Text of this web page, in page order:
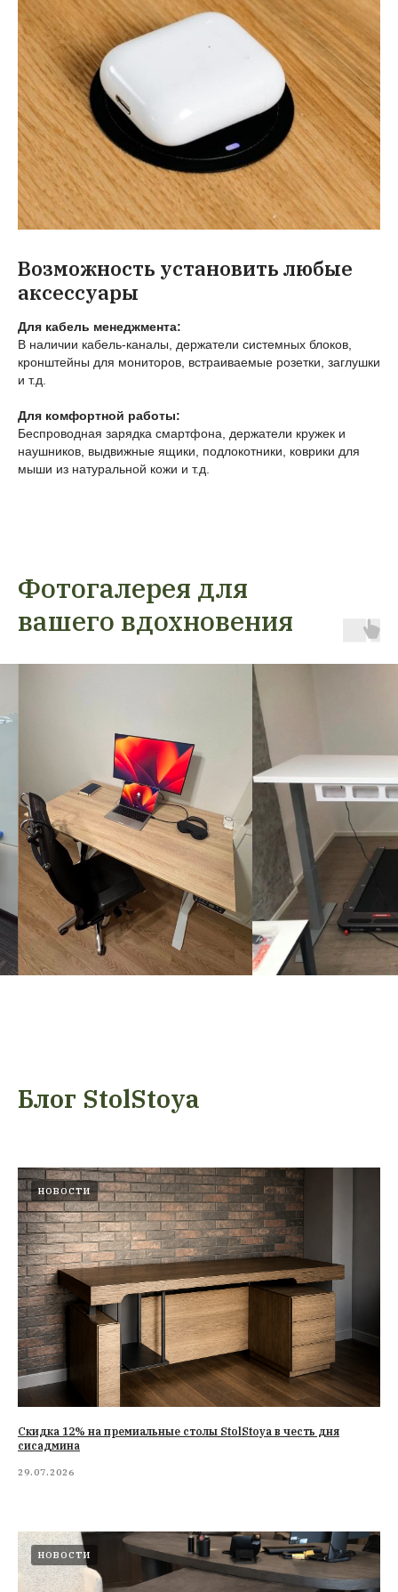
Возможность установить любые
аксессуары
Для кабель менеджмента:
В наличии кабель-каналы, держатели системных блоков,
кронштейны для мониторов, встраиваемые розетки, заглушки
и т.д.
Для комфортной работы:
Беспроводная зарядка смартфона, держатели кружек и
наушников, выдвижные ящики, подлокотники, коврики для
мыши из натуральной кожи и т.д.
Фотогалерея для
вашего вдохновения
Блог StolStoya
НОВОСТИ
Cкидка 12% на премиальные столы StolStoya в честь дня
сисадмина
29.07.2026
НОВОСТИ